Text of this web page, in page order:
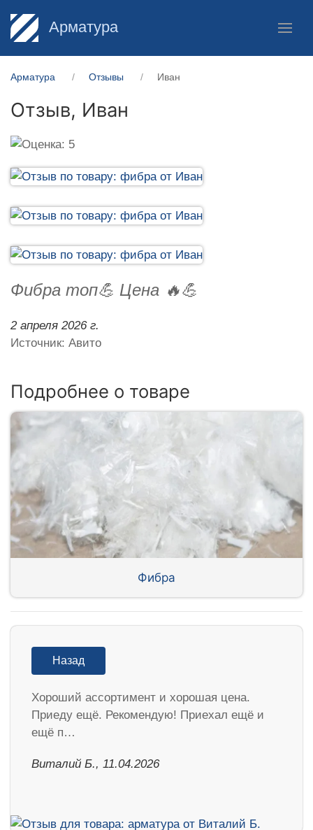
Арматура
Арматура Отзывы Иван
Отзыв, Иван
Фибра топ💪 Цена 🔥💪
2 апреля 2026 г.
Источник: Авито
Подробнее о товаре
Фибра
Назад
Хороший ассортимент и хорошая цена.
Приеду ещё. Рекомендую! Приехал ещё и
ещё п…
Виталий Б., 11.04.2026